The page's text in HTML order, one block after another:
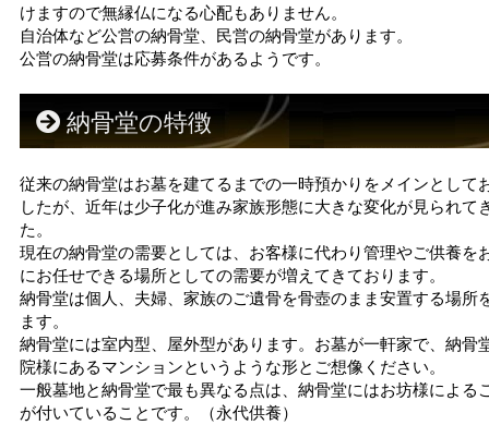
けますので無縁仏になる心配もありません。
自治体など公営の納骨堂、民営の納骨堂があります。
公営の納骨堂は応募条件があるようです。
納骨堂の特徴
従来の納骨堂はお墓を建てるまでの一時預かりをメインとして
したが、近年は少子化が進み家族形態に大きな変化が見られて
た。
現在の納骨堂の需要としては、お客様に代わり管理やご供養を
にお任せできる場所としての需要が増えてきております。
納骨堂は個人、夫婦、家族のご遺骨を骨壺のまま安置する場所
ます。
納骨堂には室内型、屋外型があります。お墓が一軒家で、納骨
院様にあるマンションというような形とご想像ください。
一般墓地と納骨堂で最も異なる点は、納骨堂にはお坊様による
が付いていることです。（永代供養）